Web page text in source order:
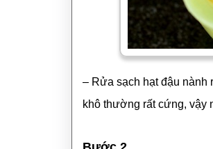
– Rửa sạch hạt đậu nành
khô thường rất cứng, vậy